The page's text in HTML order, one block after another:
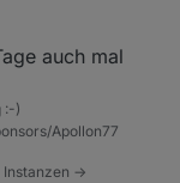
parallel laufen.
auch mal
:-)
Apollon77
->